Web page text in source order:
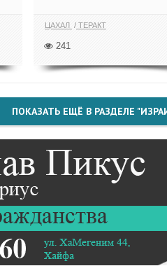
ЦАХАЛ ТЕРАКТ
241
ПОКАЗАТЬ ЕЩЁ В РАЗДЕЛЕ